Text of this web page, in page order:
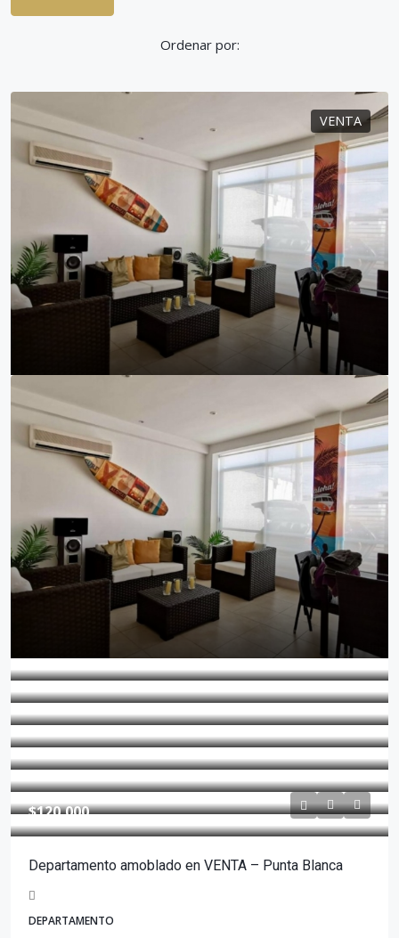
Ordenar por:
VENTA
$120,000
Departamento amoblado en VENTA – Punta Blanca
DEPARTAMENTO